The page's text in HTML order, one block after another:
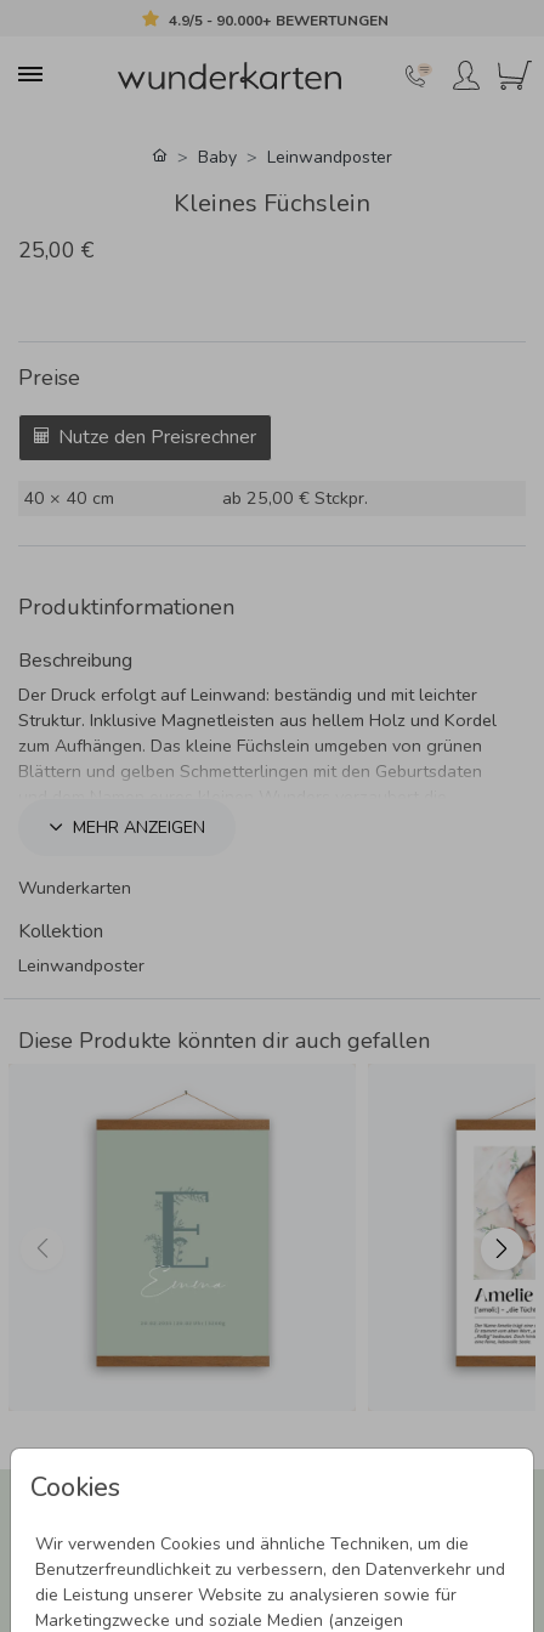
4.9/5 - 90.000+ BEWERTUNGEN
Cookies
Wir verwenden Cookies und ähnliche Techniken, um die
Benutzerfreundlichkeit zu verbessern, den Datenverkehr und
die Leistung unserer Website zu analysieren sowie für
Marketingzwecke und soziale Medien (anzeigen
Baby Leinwandposter
Kleines Füchslein
25,00 €
Preise
Nutze den Preisrechner
40 × 40 cm ab 25,00 € Stckpr.
Produktinformationen
Beschreibung
Der Druck erfolgt auf Leinwand: beständig und mit leichter
Struktur. Inklusive Magnetleisten aus hellem Holz und Kordel
zum Aufhängen. Das kleine Füchslein umgeben von grünen
Blättern und gelben Schmetterlingen mit den Geburtsdaten
Zimmerwand im Nu. Ein niedlicher Blickfang.
MEHR ANZEIGEN
Wunderkarten
Kollektion
Leinwandposter
Diese Produkte könnten dir auch gefallen
Newsletter abonnieren und 5,00 € Rabatt**
Melde Dich zu unserem Newsletter an und bleibe auf dem
Laufenden.